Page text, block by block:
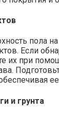
пола
Если
их при
ее
и грунта